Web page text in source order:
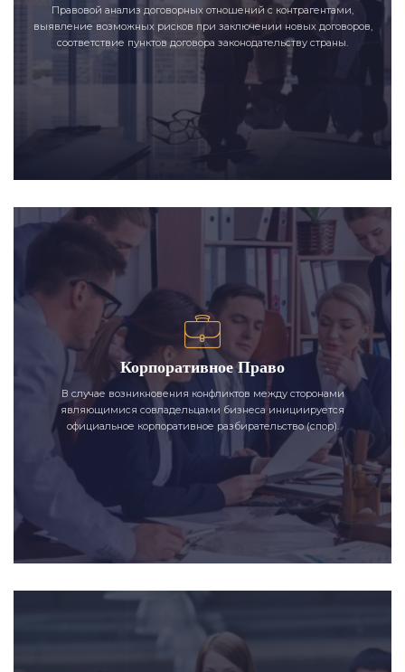
Правовой анализ договорных отношений с контрагентами,
выявление возможных рисков при заключении новых договоров,
соответствие пунктов договора законодательству страны.
Корпоративное Право
В случае возникновения конфликтов между сторонами
являющимися совладельцами бизнеса инициируется
официальное корпоративное разбирательство (спор).